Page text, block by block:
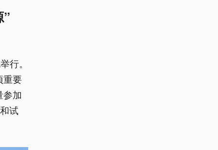
行。
重要
加
试